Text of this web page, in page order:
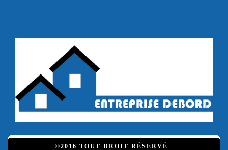
©2016 TOUT DROIT RÉSERVÉ -